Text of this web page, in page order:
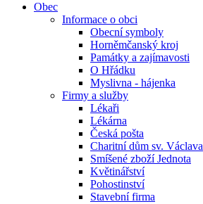
Obec
Informace o obci
Obecní symboly
Horněmčanský kroj
Památky a zajímavosti
O Hřádku
Myslivna - hájenka
Firmy a služby
Lékaři
Lékárna
Česká pošta
Charitní dům sv. Václava
Smíšené zboží Jednota
Květinářství
Pohostinství
Stavební firma